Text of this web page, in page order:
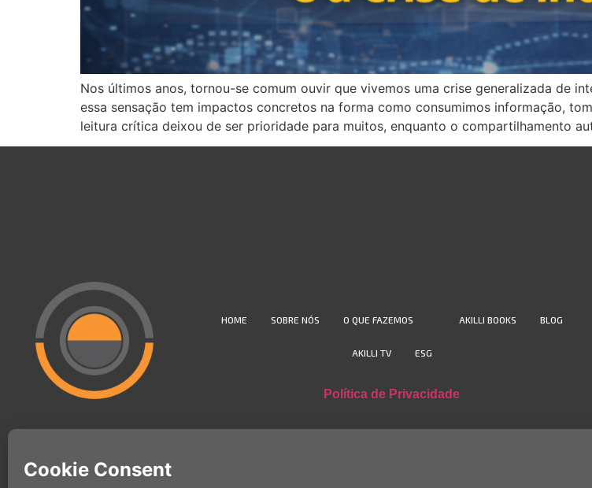
Nos últimos anos, tornou-se comum ouvir que vivemos uma crise generalizada de
essa sensação tem impactos concretos na forma como consumimos informação,
leitura crítica deixou de ser prioridade para muitos, enquanto o compartilhamento
HOME SOBRE NÓS O QUE FAZEMOS AKILLI BOOKS BLOG
AKILLI TV ESG
Política de Privacidade